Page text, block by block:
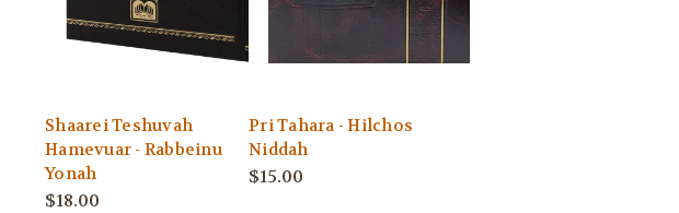
Shaarei Teshuvah
Hamevuar - Rabbeinu
Yonah
$18.00
Pri Tahara - Hilchos
Niddah
$15.00